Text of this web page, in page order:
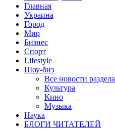
Главная
Украина
Город
Мир
Бизнес
Спорт
Lifestyle
Шоу-биз
Все новости раздела
Культура
Кино
Музыка
Наука
БЛОГИ ЧИТАТЕЛЕЙ